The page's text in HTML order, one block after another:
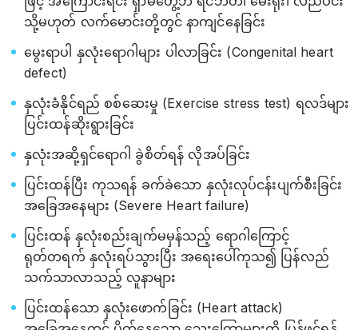
သို့မဟုတ် လက်မောင်းတို့တွင် နာကျင်နေခြင်း
မွေးရာပါ နှလုံးရောဂါများ ပါလာခြင်း (Congenital heart
defect)
နှလုံးခံနိုင်ရည် စစ်ဆေးမှု (Exercise stress test) ရလဒ်များ
ပြင်းထန်ဆိုးရွားခြင်း
နှလုံးအဆို့ရှင်ရောဂါ ခွဲစိတ်ရန် လိုအပ်ခြင်း
ပြင်းထန်ပြီး ကုသရန် ခက်ခဲသော နှလုံးလုပ်ငန်းပျက်စီးခြင်း
အခြေအနေများ (Severe Heart failure)
ပြင်းထန် နှလုံးစည်းချက်မမှန်သည့် ရောဂါကြောင့်
ရုတ်တရက် နှလုံးရပ်သွားပြီး အရေးပေါ်ကုသ၍ ပြန်လည်
သက်သာလာသည့် လူနာများ
ပြင်းထန်သော နှလုံးဖောက်ခြင်း (Heart attack)